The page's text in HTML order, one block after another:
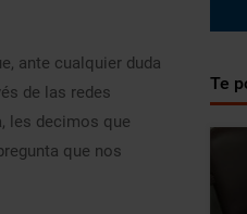
ante cualquier duda
de las redes
les decimos que
que nos
Te